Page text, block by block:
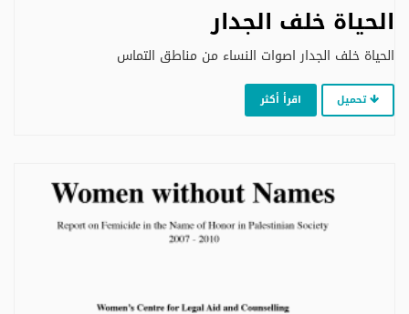
الحياة خلف الجدار
الحياة خلف الجدار اصوات النساء من مناطق التماس
تحميل اقرأ أكثر